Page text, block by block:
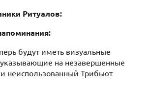
Ритуалов:
будут иметь визуальные
указывающие на незавершенные
неиспользованный Трибьют